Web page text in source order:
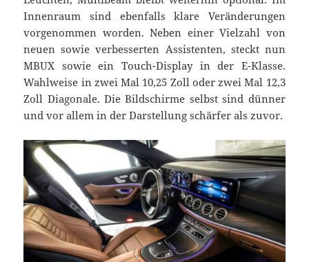
Innenraum sind ebenfalls klare Veränderungen
vorgenommen worden. Neben einer Vielzahl von
neuen sowie verbesserten Assistenten, steckt nun
MBUX sowie ein Touch-Display in der E-Klasse.
Wahlweise in zwei Mal 10,25 Zoll oder zwei Mal 12,3
Zoll Diagonale. Die Bildschirme selbst sind dünner
und vor allem in der Darstellung schärfer als zuvor.